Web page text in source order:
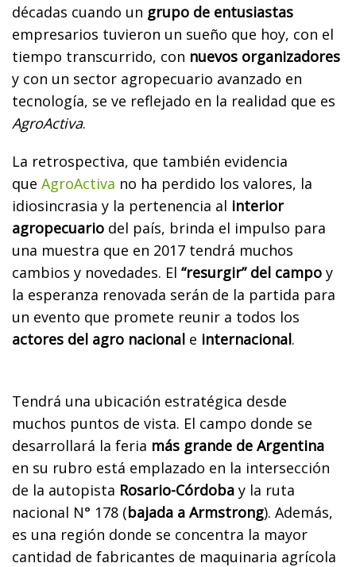
décadas cuando un grupo de entusiastas
empresarios tuvieron un sueño que hoy, con el
tiempo transcurrido, con nuevos organizadores
y con un sector agropecuario avanzado en
tecnología, se ve reflejado en la realidad que es
AgroActiva.
La retrospectiva, que también evidencia
que AgroActiva no ha perdido los valores, la
idiosincrasia y la pertenencia al interior
agropecuario del país, brinda el impulso para
una muestra que en 2017 tendrá muchos
cambios y novedades. El “resurgir” del campo y
la esperanza renovada serán de la partida para
un evento que promete reunir a todos los
actores del agro nacional e internacional.
Tendrá una ubicación estratégica desde
muchos puntos de vista. El campo donde se
desarrollará la feria más grande de Argentina
en su rubro está emplazado en la intersección
de la autopista Rosario-Córdoba y la ruta
nacional N° 178 (bajada a Armstrong). Además,
es una región donde se concentra la mayor
cantidad de fabricantes de maquinaria agrícola